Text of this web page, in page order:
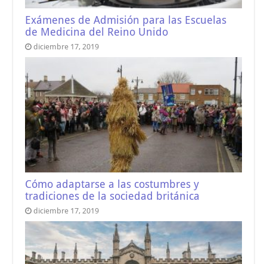
Exámenes de Admisión para las Escuelas
de Medicina del Reino Unido
diciembre 17, 2019
Cómo adaptarse a las costumbres y
tradiciones de la sociedad británica
diciembre 17, 2019